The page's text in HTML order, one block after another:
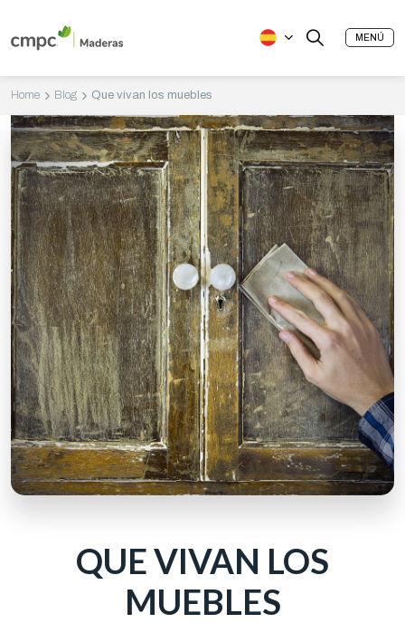
MENÚ
Home Blog Que vivan los muebles
QUE VIVAN LOS
MUEBLES